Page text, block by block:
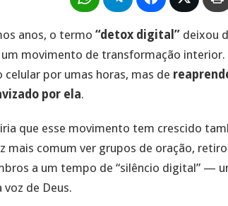
anos, o termo “detox digital” deixou
movimento de transformação interior.
celular por umas horas, mas de
por ela.
que esse movimento tem crescido
mais comum ver grupos de oração,
a um tempo de “silêncio digital” —
voz de Deus.